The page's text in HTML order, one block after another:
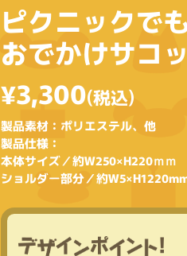
ピクニックで
おでかけサコ
¥3,300(税込)
製品素材：ポリエステル、他
製品仕様：
本体サイズ／約W250×H220ｍｍ
ショルダー部分／約